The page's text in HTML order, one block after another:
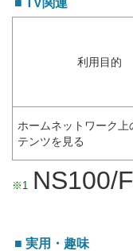
■ TV関連
利用目的
ホームネットワーク上
テンツを見る
※1 NS100/
■ 実用・趣味